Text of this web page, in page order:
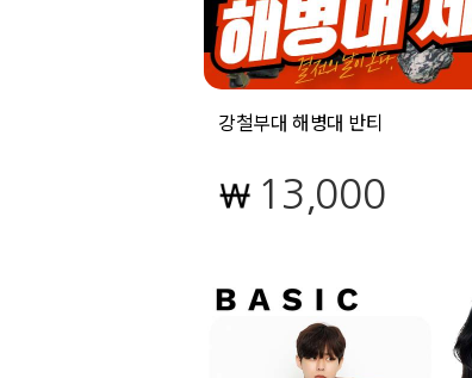
강철부대 해병대 반티
13,000